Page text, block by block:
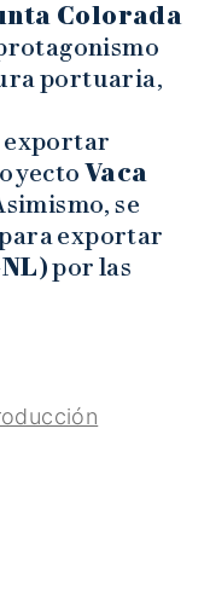
Colorada
portuaria,
exportar
Vaca
se
exportar
por las